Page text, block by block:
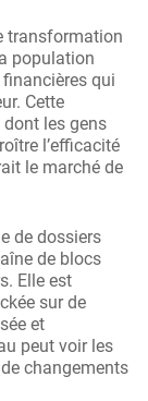
transformation
population
qui
Cette
les gens
l’efficacité
le marché de
de dossiers
de blocs
Elle est
sur de
et
peut voir les
changements